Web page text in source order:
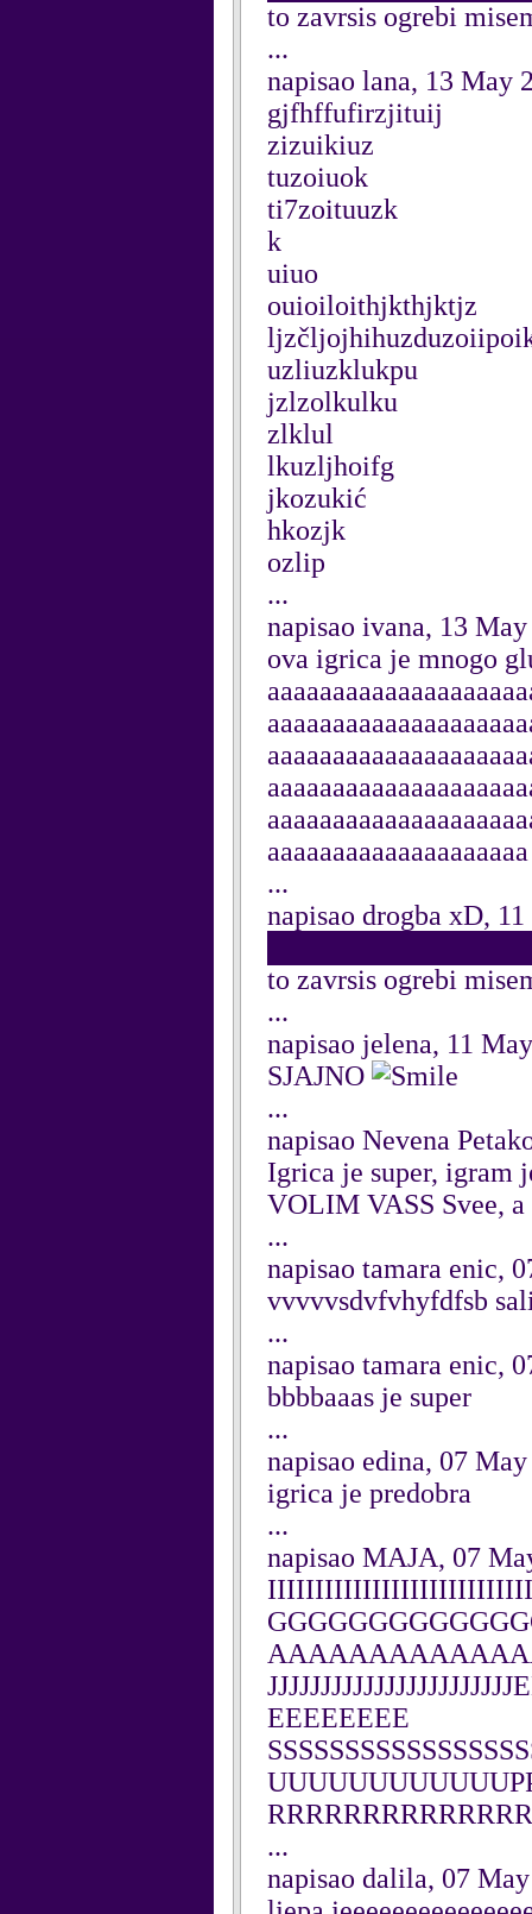
to zavrsis ogrebi
...
napisao lana, 13 May
gjfhffufirzjituij
zizuikiuz
tuzoiuok
ti7zoituuzk
k
uiuo
ouioiloithjkthjktjz
uzliuzklukpu
jzlzolkulku
zlklul
lkuzljhoifg
jkozukić
hkozjk
ozlip
...
napisao ivana, 13
ova igrica je mnogo
aaaaaaaaaaaaaaaaaaaa
...
napisao drogba xD,
to zavrsis ogrebi
...
napisao jelena, 11
SJAJNO
...
napisao Nevena
Igrica je super, igram
VOLIM VASS Svee, a
...
napisao tamara enic,
vvvvvsdvfvhyfdfsb
...
napisao tamara enic,
bbbbaaas je super
...
napisao edina, 07
igrica je predobra
...
napisao MAJA, 07
EEEEEEEE
...
napisao dalila, 07